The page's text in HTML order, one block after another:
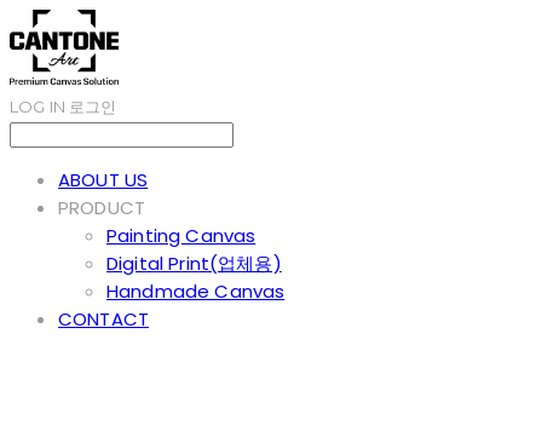
LOG IN 로그인
ABOUT US
PRODUCT
Painting Canvas
Digital Print(업체용)
Handmade Canvas
CONTACT